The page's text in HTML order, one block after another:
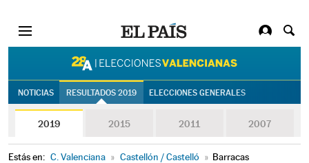
NOTICIAS RESULTADOS 2019 ELECCIONES GENERALES
2019 2015 2011 2007
Estás en: C. Valenciana » Castellón / Castelló » Barracas